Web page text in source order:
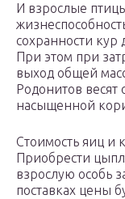
И взрослые
сохранности кур
При этом при
выход общей
Родонитов весят
насыщенной
Стоимость яиц и
Приобрести
взрослую особь
поставках цены